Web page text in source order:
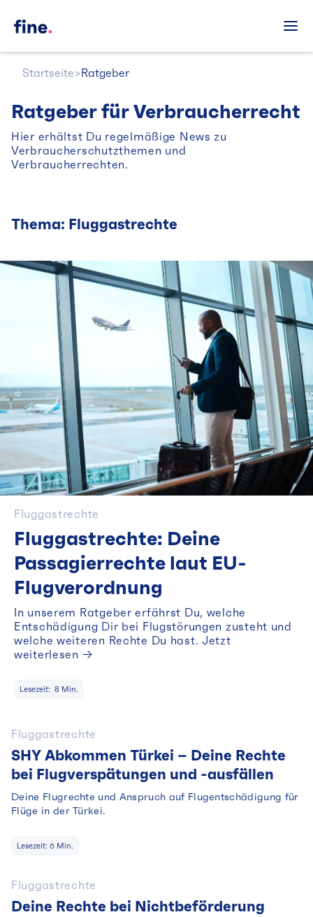
Startseite>Ratgeber
Ratgeber für Verbraucherrecht
Hier erhältst Du regelmäßige News zu
Verbraucherschutzthemen und
Verbraucherrechten.
Thema: Fluggastrechte
Fluggastrechte
Fluggastrechte: Deine
Passagierrechte laut EU-
Flugverordnung
In unserem Ratgeber erfährst Du, welche
Entschädigung Dir bei Flugstörungen zusteht und
welche weiteren Rechte Du hast. Jetzt
weiterlesen →
Lesezeit: 8 Min.
Fluggastrechte
SHY Abkommen Türkei – Deine Rechte
bei Flugverspätungen und -ausfällen
Deine Flugrechte und Anspruch auf Flugentschädigung für
Flüge in der Türkei.
Lesezeit: 6 Min.
Fluggastrechte
Deine Rechte bei Nichtbeförderung